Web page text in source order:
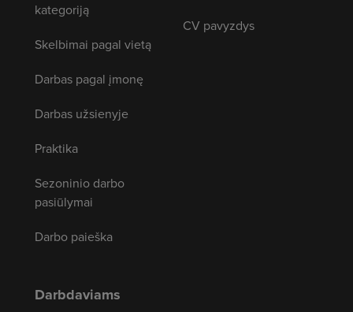
kategoriją
Skelbimai pagal vietą
Darbas pagal įmonę
Darbas užsienyje
Praktika
Sezoninio darbo
pasiūlymai
Darbo paieška
CV pavyzdys
Darbdaviams